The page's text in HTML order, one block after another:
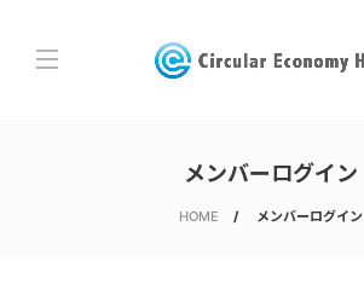
メンバーログイン
HOME メンバーログイン